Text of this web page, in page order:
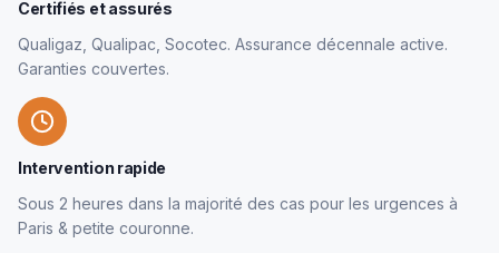
Certifiés et assurés
Qualigaz, Qualipac, Socotec. Assurance décennale active.
Garanties couvertes.
Intervention rapide
Sous 2 heures dans la majorité des cas pour les urgences à
Paris & petite couronne.